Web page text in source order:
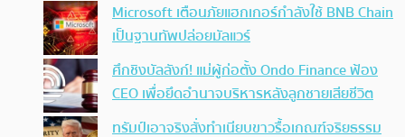
Microsoft เตือนภัยแฮกเกอร์กำลังใช้ BNB Chain
เป็นฐานทัพปล่อยมัลแวร์
ศึกชิงบัลลังก์! แม่ผู้ก่อตั้ง Ondo Finance ฟ้อง
CEO เพื่อยึดอำนาจบริหารหลังลูกชายเสียชีวิต
ทรัมป์เอาจริง สั่งทำเนียบขาวรื้อเกณฑ์จริยธรรม